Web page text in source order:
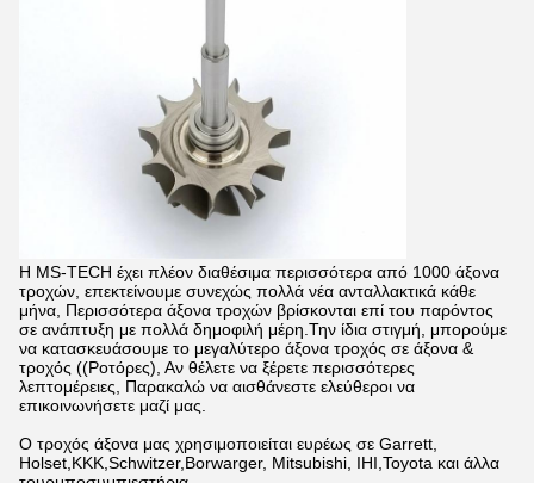
Η MS-TECH έχει πλέον διαθέσιμα περισσότερα από 1000 άξονα
τροχών, επεκτείνουμε συνεχώς πολλά νέα ανταλλακτικά κάθε
μήνα, Περισσότερα άξονα τροχών βρίσκονται επί του παρόντος
σε ανάπτυξη με πολλά δημοφιλή μέρη.Την ίδια στιγμή, μπορούμε
να κατασκευάσουμε το μεγαλύτερο άξονα τροχός σε άξονα &
τροχός ((Ροτόρες), Αν θέλετε να ξέρετε περισσότερες
λεπτομέρειες, Παρακαλώ να αισθάνεστε ελεύθεροι να
επικοινωνήσετε μαζί μας.
Ο τροχός άξονα μας χρησιμοποιείται ευρέως σε Garrett,
Holset,KKK,Schwitzer,Borwarger, Mitsubishi, IHI,Toyota και άλλα